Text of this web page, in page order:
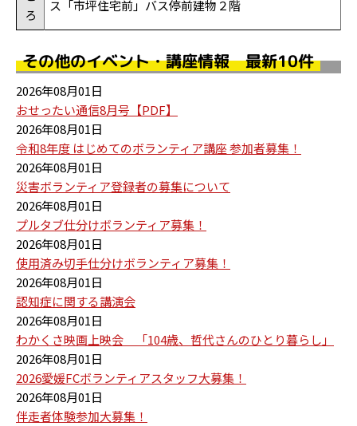
ろ
ス「市坪住宅前」バス停前建物２階
その他のイベント・講座情報 最新10件
2026年08月01日
おせったい通信8月号【PDF】
2026年08月01日
令和8年度 はじめてのボランティア講座 参加者募集！
2026年08月01日
災害ボランティア登録者の募集について
2026年08月01日
プルタブ仕分けボランティア募集！
2026年08月01日
使用済み切手仕分けボランティア募集！
2026年08月01日
認知症に関する講演会
2026年08月01日
わかくさ映画上映会 「104歳、哲代さんのひとり暮らし」
2026年08月01日
2026愛媛FCボランティアスタッフ大募集！
2026年08月01日
伴走者体験参加大募集！